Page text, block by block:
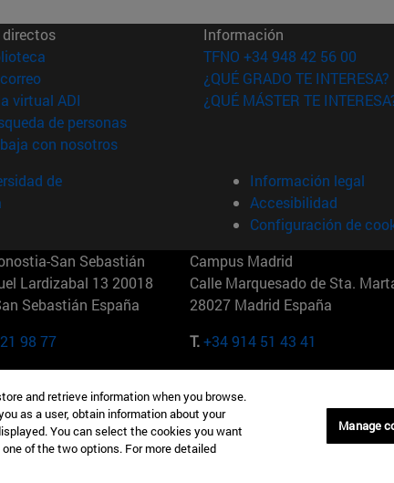
(abre en nueva ventana)
(abre en nueva ventana)
virtual ADI (abre en nueva ventana)
de personas(abre en nueva ventana)
con nosotros(abre en nueva ventana)
Información
TFNO +34 948 42 56 00
¿QUÉ GRADO TE INTERESA?
¿QUÉ MÁSTER TE
de
Información legal
Accesibilidad
Configuración de
San Sebastián
Lardizabal 13 20018
Sebastián España
98 77
Campus Madrid
Calle Marquesado de Sta.
28027 Madrid España
T.+34 914 51 43 41
St 10019-2201 Nueva York
8850
Maria-Theresia-Straße 15 81675
Múnich Alemania
T.+49 89 24209790
and retrieve information when you browse.
as a user, obtain information about your
You can select the cookies you want
of the two options. For more detailed
Manage